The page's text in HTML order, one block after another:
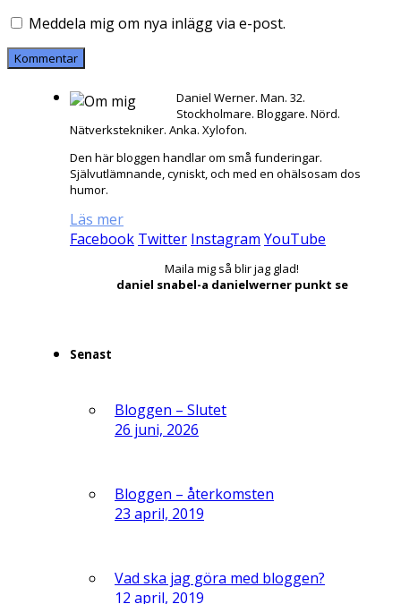
Meddela mig om nya inlägg via e-post.
Daniel Werner. Man. 32.
Stockholmare. Bloggare. Nörd.
Nätverkstekniker. Anka. Xylofon.
Den här bloggen handlar om små funderingar.
Självutlämnande, cyniskt, och med en ohälsosam dos
humor.
Läs mer
Facebook Twitter Instagram YouTube
Maila mig så blir jag glad!
daniel snabel-a danielwerner punkt se
Senast
Bloggen – Slutet
26 juni, 2026
Bloggen – återkomsten
23 april, 2019
Vad ska jag göra med bloggen?
12 april, 2019